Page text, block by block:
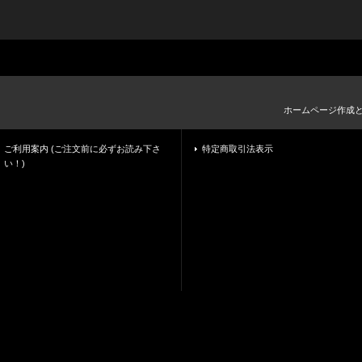
ホームページ作成
ご利用案内 (ご注文前に必ずお読み下さ
い！)
特定商取引法表示